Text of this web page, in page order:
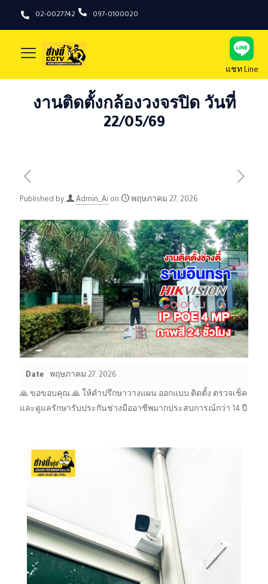
02-0027742 097-0100020
แชท Line
งานติดตั้งกล้องวงจรปิด วันที่
22/05/69
Published by Admin_Ai on พฤษภาคม 27, 2026
Date พฤษภาคม 27, 2026
🙏 ขอขอบคุณ 🙏 ให้คำปรึกษาวางแผน ออกแบบ ติดตั้ง ตรวจเช็ค
และดูแลรักษารับประกันช่างมืออาชีพมากประสบการณ์กว่า 14 ปี